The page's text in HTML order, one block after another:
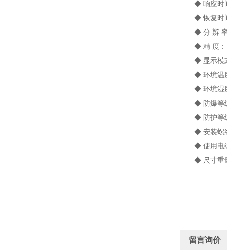
◆ 响应时间
◆ 恢复时间
◆ 分 辨 率
◆ 精 度：
◆ 显示模式
◆ 环境温度
◆ 环境湿度
◆ 防爆等级
◆ 防护等
◆ 安装螺纹
◆ 使用电缆
◆ 尺寸重量
留言询价